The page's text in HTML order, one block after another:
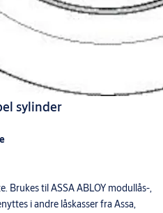
sylinder
Brukes til ASSA ABLOY modullås-,
i andre låskasser fra Assa,